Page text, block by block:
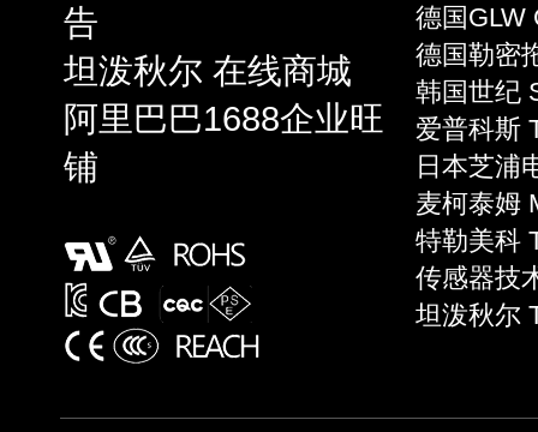
告
坦泼秋尔 在线商城
阿里巴巴1688企业旺
铺
德国GLW
德国勒密
韩国世纪
爱普科斯
日本芝浦
麦柯泰姆
特勒美科
传感器技
坦泼秋尔